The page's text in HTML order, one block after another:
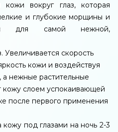
вокруг глаз, которая
и глубокие морщины и
для самой нежной,
Увеличивается скорость
кожи и воздействуя
нежные растительные
слоем успокаивающей
после первого применения
под глазами на ночь 2-3